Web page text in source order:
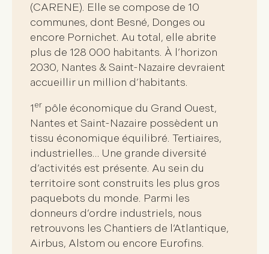
(CARENE). Elle se compose de 10
communes, dont Besné, Donges ou
encore Pornichet. Au total, elle abrite
plus de 128 000 habitants. À l’horizon
2030, Nantes & Saint-Nazaire devraient
accueillir un million d’habitants.
1er pôle économique du Grand Ouest,
Nantes et Saint-Nazaire possèdent un
tissu économique équilibré. Tertiaires,
industrielles… Une grande diversité
d’activités est présente. Au sein du
territoire sont construits les plus gros
paquebots du monde. Parmi les
donneurs d’ordre industriels, nous
retrouvons les Chantiers de l’Atlantique,
Airbus, Alstom ou encore Eurofins.